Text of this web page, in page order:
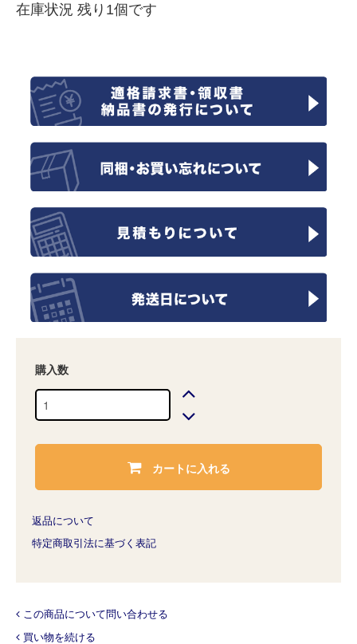
在庫状況 残り1個です
購入数
カートに入れる
返品について
特定商取引法に基づく表記
この商品について問い合わせる
買い物を続ける